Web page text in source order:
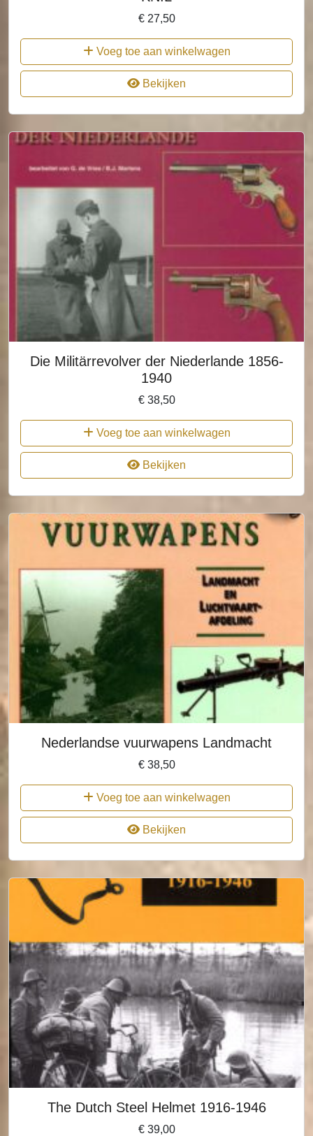
€27,50
Voeg toe aan winkelwagen
Bekijken
Die Militärrevolver der Niederlande 1856-
1940
€38,50
Voeg toe aan winkelwagen
Bekijken
Nederlandse vuurwapens Landmacht
€38,50
Voeg toe aan winkelwagen
Bekijken
The Dutch Steel Helmet 1916-1946
€39,00